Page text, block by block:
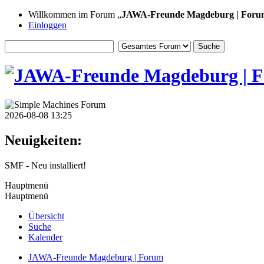
Willkommen im Forum „JAWA-Freunde Magdeburg |
Einloggen
2026-08-08 13:25
Neuigkeiten:
SMF - Neu installiert!
Hauptmenü
Hauptmenü
Übersicht
Suche
Kalender
JAWA-Freunde Magdeburg | Forum